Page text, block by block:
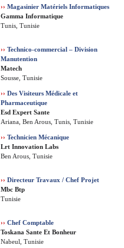
›› Magasinier Matériels Informatiques
Gamma Informatique
Tunis, Tunisie
›› Technico-commercial – Division
Manutention
Matech
Sousse, Tunisie
›› Des Visiteurs Médicale et
Pharmaceutique
Esd Expert Sante
Ariana, Ben Arous, Tunis, Tunisie
›› Technicien Mécanique
Lrt Innovation Labs
Ben Arous, Tunisie
›› Directeur Travaux / Chef Projet
Mbc Btp
Tunisie
›› Chef Comptable
Toskana Sante Et Bonheur
Nabeul, Tunisie